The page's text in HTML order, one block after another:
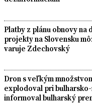
Platby z plánu obnovy na
projekty na Slovensku
varuje Zdechovský
Dron s veľkým
explodoval pri
informoval bulharský